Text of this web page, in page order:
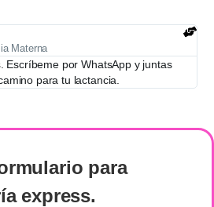
Materna
Escríbeme por WhatsApp y juntas
para tu lactancia.
para
express.